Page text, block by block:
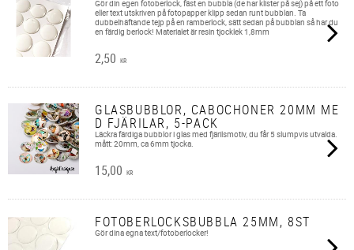
Gör din egen fotoberlock, fäst en bubbla (de har klister på sej) på ett foto
eller text utskriven på fotopapper klipp sedan runt bubblan. Ta
dubbelhäftande tejp på en ramberlock, sätt sedan på bubblan så har du
en färdig berlock! Materialet är resin tjocklek 1,8mm
2,50 KR
GLASBUBBLOR, CABOCHONER 20MM ME
D FJÄRILAR, 5-PACK
Läckra färdiga bubblor i glas med fjärilsmotiv, du får 5 slumpvis utvalda.
mått: 20mm, ca 6mm tjocka.​
15,00 KR
FOTOBERLOCKSBUBBLA 25MM, 8ST
Gör dina egna text/fotoberlocker!